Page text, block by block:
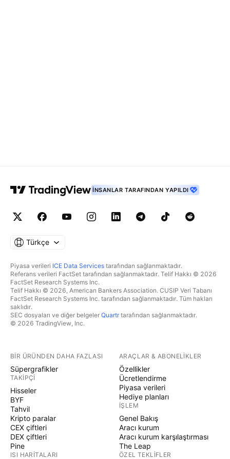
İNSANLAR TARAFINDAN YAPILDI
Türkçe
Piyasa verileri ICE Data Services tarafından sağlanmaktadır.
Referans verileri FactSet tarafından sağlanmaktadır. Telif Hakkı © 2026
FactSet Research Systems Inc.
Telif Hakkı © 2026, American Bankers Association. CUSIP Veri Tabanı
FactSet Research Systems Inc. tarafından sağlanmaktadır. Tüm hakları
saklıdır.
SEC dosyaları ve diğer belgeler Quartrtarafından sağlanmaktadır.
© 2026 TradingView, Inc.
BIR ÜRÜNDEN DAHA FAZLASI
Süpergrafikler
TAKIPÇI
Hisseler
BYF
Tahvil
Kripto paralar
CEX çiftleri
DEX çiftleri
Pine
ISI HARITALARI
ARAÇLAR & ABONELIKLER
Özellikler
Ücretlendirme
Piyasa verileri
Hediye planları
İŞLEM
Genel Bakış
Aracı kurum
Aracı kurum karşılaştırması
The Leap
ÖZEL TEKLIFLER